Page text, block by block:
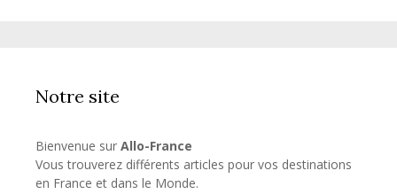
Notre site
Bienvenue sur Allo-France
Vous trouverez différents articles pour vos destinations
en France et dans le Monde.